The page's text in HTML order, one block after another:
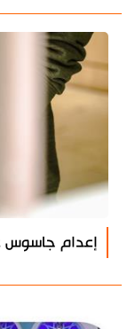
إعدام جاسوس